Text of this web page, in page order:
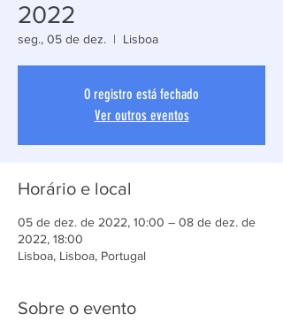
2022
seg., 05 de dez.
  |
Lisboa
O registro está fechado
Ver outros eventos
Horário e local
05 de dez. de 2022, 10:00 – 08 de dez. de
2022, 18:00
Lisboa, Lisboa, Portugal
Sobre o evento